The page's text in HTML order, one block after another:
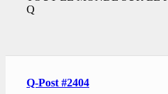
Q
Q-Post #2404